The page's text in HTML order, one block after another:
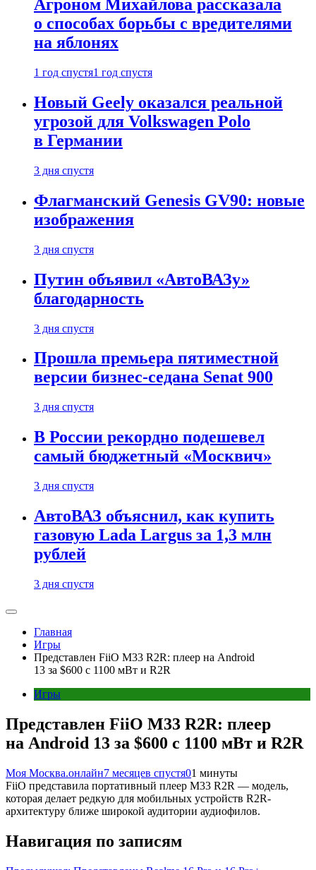
Агроном Михайлова рассказала
о способах борьбы с вредителями
на яблонях
1 год спустя1 год спустя
Новый Geely оказался реальной
угрозой для Volkswagen Polo
в Германии
3 дня спустя
Флагманский Genesis GV90: новые
изображения
3 дня спустя
Путин объявил «АвтоВАЗу»
благодарность
3 дня спустя
Прошла премьера пятиместной
версии бизнес-седана Senat 900
3 дня спустя
В России рекордно подешевел
самый бюджетный «Москвич»
3 дня спустя
АвтоВАЗ объяснил, как купить
газовую Lada Largus за 1,3 млн
рублей
3 дня спустя
Главная
Игры
Представлен FiiO M33 R2R: плеер на Android
13 за $600 с 1100 мВт и R2R
Игры
Представлен FiiO M33 R2R: плеер
на Android 13 за $600 с 1100 мВт и R2R
Моя Москва.онлайн7 месяцев спустя01 минуты
FiiO представила портативный плеер M33 R2R — модель,
которая делает редкую для мобильных устройств R2R-
архитектуру ближе широкой аудитории аудиофилов.
Навигация по записям